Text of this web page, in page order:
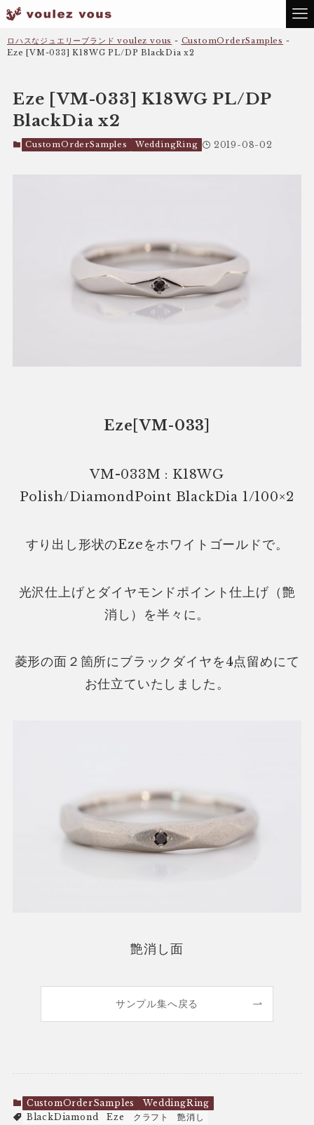
ロハスなジュエリーブランド voulez vous - CustomOrderSamples -
Eze [VM-033] K18WG PL/DP BlackDia x2
Eze [VM-033] K18WG PL/DP
BlackDia x2
CustomOrderSamples WeddingRing 2019-08-02
Eze[VM-033]
VM-033M : K18WG
Polish/DiamondPoint BlackDia 1/100×2
すり出し形状のEzeをホワイトゴールドで。
光沢仕上げとダイヤモンドポイント仕上げ（艶
消し）を半々に。
菱形の面２箇所にブラックダイヤを4点留めにて
お仕立ていたしました。
艶消し面
サンプル集へ戻る
CustomOrderSamples
WeddingRing
BlackDiamond
Eze クラフト 艶消し